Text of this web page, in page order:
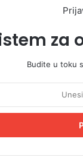
za
Budite u toku